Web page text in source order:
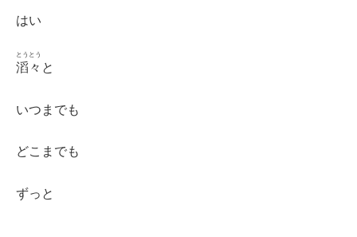
はい
滔々
とうとう
と
いつまでも
どこまでも
ずっと